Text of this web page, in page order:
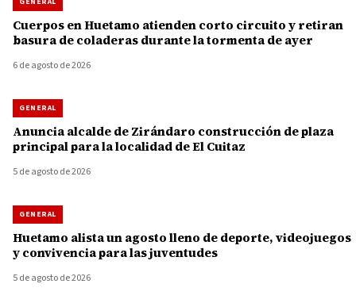
Cuerpos en Huetamo atienden corto circuito y retiran
basura de coladeras durante la tormenta de ayer
6 de agosto de 2026
GENERAL
Anuncia alcalde de Zirándaro construcción de plaza
principal para la localidad de El Cuitaz
5 de agosto de 2026
GENERAL
Huetamo alista un agosto lleno de deporte, videojuegos
y convivencia para las juventudes
5 de agosto de 2026